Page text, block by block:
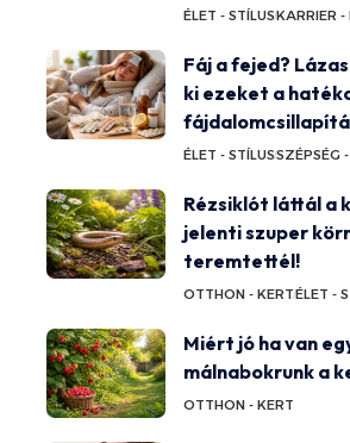
ÉLET - STÍLUSKARRIER -
Fáj a fejed?
ki ezeket a
ÉLET - STÍLUSSZÉPSÉG
Rézsiklót láttál a
jelenti szuper
teremtettél!
OTTHON - KERTÉLET -
Miért jó ha van
málnabokrunk a
OTTHON - KERT